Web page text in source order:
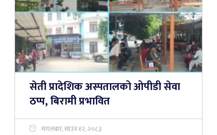
सेती प्रादेशिक अस्पतालको ओपीडी सेवा
ठप्प, बिरामी प्रभावित
मंगलबार, साउन १२, २०८३